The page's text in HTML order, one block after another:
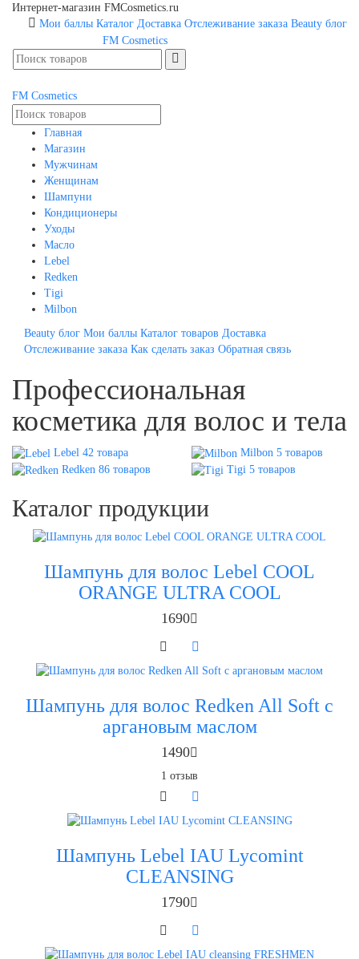
Интернет-магазин FMCosmetics.ru
Мои баллы Каталог Доставка Отслеживание заказа Beauty блог
FMCosmetics
FM Cosmetics
Главная
Магазин
Мужчинам
Женщинам
Шампуни
Кондиционеры
Уходы
Масло
Lebel
Redken
Tigi
Milbon
Beauty блог Мои баллы Каталог товаров Доставка
Отслеживание заказа Как сделать заказ Обратная связь
Профессиональная
косметика для волос и тела
Lebel 42 товара
Milbon 5 товаров
Redken 86 товаров
Tigi 5 товаров
Каталог продукции
Шампунь для волос Lebel COOL
ORANGE ULTRA COOL
1690
Шампунь для волос Redken All Soft с
аргановым маслом
1490
1 отзыв
Шампунь Lebel IAU Lycomint
CLEANSING
1790